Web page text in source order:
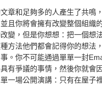
章和足夠多的人產生了共鳴
且你將會擁有改變整個組織
變，但是你想想：把一個想
方法他們都會記得你的想法
。你不可能通過單單一封
有爭議的事情，然後你就會
一場公開演講：只有在屋子